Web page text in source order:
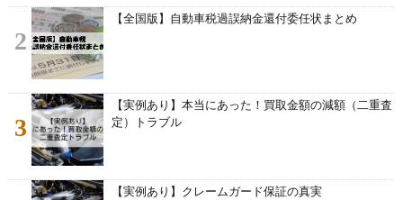
2
【全国版】自動車税過誤納金還付委任状まとめ
3
【実例あり】本当にあった！買取金額の減額（二重査
定）トラブル
【実例あり】クレームガード保証の真実